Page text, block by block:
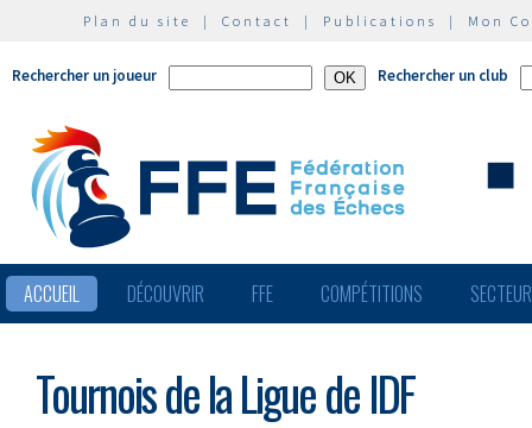
Plan du site | Contact | Publications | Mon
Rechercher un joueur Rechercher un club
ACCUEIL DÉCOUVRIR FFE COMPÉTITIONS
Tournois de la Ligue de IDF